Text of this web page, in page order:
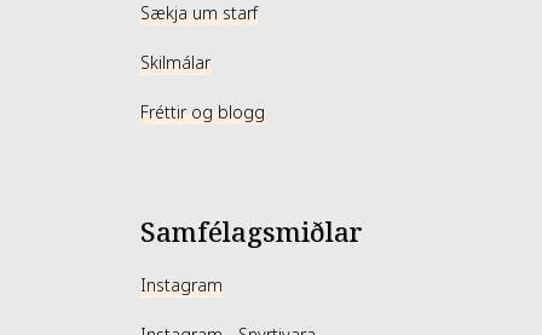
Sækja um starf
Skilmálar
Fréttir og blogg
Samfélagsmiðlar
Instagram